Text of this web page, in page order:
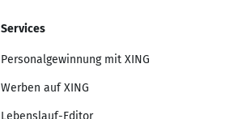
Services
Personalgewinnung mit XING
Werben auf XING
Lebenslauf-Editor